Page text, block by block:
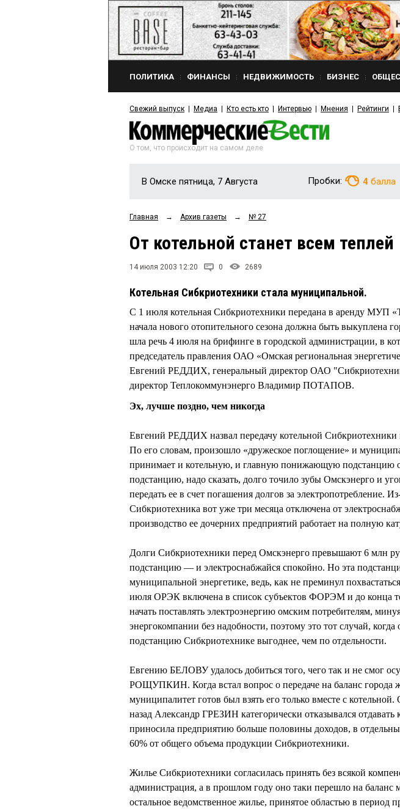
ПОЛИТИКА ФИНАНСЫ НЕДВИЖИМОСТЬ БИЗНЕС
Свежий выпуск Медиа Кто есть кто Интервью Мнения Рейтинги
О том, что происходит на самом деле
В Омске пятница, 7 Августа Пробки: 4 балла
Главная → Архив газеты → № 27
От котельной станет всем теплей
14 июля 2003 12:20 0 2689
Котельная Сибкриотехники стала муниципальной.
С 1 июля котельная Сибкриотехники передана в аренду МУП
начала нового отопительного сезона должна быть выкуплена
шла речь 4 июля на брифинге в городской администрации, в
председатель правления ОАО «Омская региональная
Евгений РЕДДИХ, генеральный директор ОАО
директор Теплокоммунэнерго Владимир ПОТАПОВ.
Эх, лучше поздно, чем никогда
Евгений РЕДДИХ назвал передачу котельной Сибкриотехники
По его словам, произошло «дружеское поглощение» и
принимает и котельную, и главную понижающую подстанцию
подстанцию, надо сказать, долго точило зубы Омскэнерго и
передать ее в счет погашения долгов за электропотребление.
Сибкриотехника вот уже три месяца отключена от
производство ее дочерних предприятий работает на полную
Долги Сибкриотехники перед Омскэнерго превышают 6 млн
подстанцию — и электроснабжайся спокойно. Но эта
муниципальной энергетике, ведь, как не преминул
июля ОРЭК включена в список субъектов ФОРЭМ и до конца
начать поставлять электроэнергию омским потребителям,
энергокомпании без надобности, поэтому это тот случай,
подстанцию Сибкриотехнике выгоднее, чем по отдельности.
Евгению БЕЛОВУ удалось добиться того, чего так и не смог
РОЩУПКИН. Когда встал вопрос о передаче на баланс города
муниципалитет готов был взять его только вместе с
назад Александр ГРЕЗИН категорически отказывался отдавать
приносила предприятию больше половины доходов, в
60% от общего объема продукции Сибкриотехники.
Жилье Сибкриотехники согласилась принять без всякой
администрация, а в прошлом году оно таки перешло на баланс
остальное ведомственное жилье, принятое областью в период